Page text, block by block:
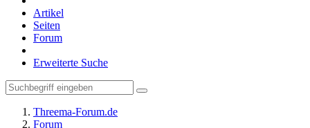
Artikel
Seiten
Forum
Erweiterte Suche
Threema-Forum.de
Forum